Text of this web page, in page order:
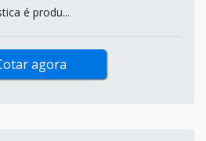
é produ...
agora